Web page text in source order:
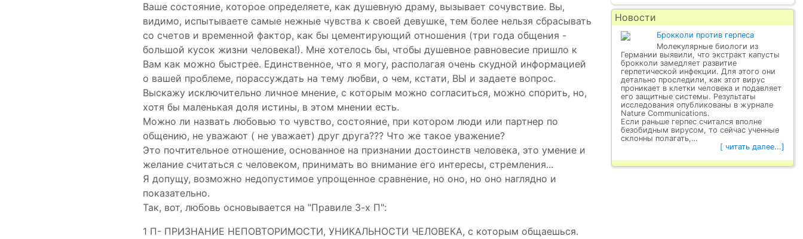
Ваше состояние, которое определяете, как душевную драму, вызывает сочувствие. Вы,
видимо, испытываете самые нежные чувства к своей девушке, тем более нельзя сбрасывать
со счетов и временной фактор, как бы цементирующий отношения (три года общения -
большой кусок жизни человека!). Мне хотелось бы, чтобы душевное равновесие пришло к
Вам как можно быстрее. Единственное, что я могу, располагая очень скудной информацией
о вашей проблеме, порассуждать на тему любви, о чем, кстати, ВЫ и задаете вопрос.
Выскажу исключительно личное мнение, с которым можно согласиться, можно спорить, но,
хотя бы маленькая доля истины, в этом мнении есть.
Можно ли назвать любовью то чувство, состояние, при котором люди или партнер по
общению, не уважают ( не уважает) друг друга??? Что же такое уважение?
Это почтительное отношение, основанное на признании достоинств человека, это умение и
желание считаться с человеком, принимать во внимание его интересы, стремления...
Я допущу, возможно недопустимое упрощенное сравнение, но оно, но оно наглядно и
показательно.
Так, вот, любовь основывается на "Правиле 3-х П":
1 П- ПРИЗНАНИЕ НЕПОВТОРИМОСТИ, УНИКАЛЬНОСТИ ЧЕЛОВЕКА, с которым общаешься.
Новости
Брокколи против герпеса
Молекулярные биологи из
Германии выявили, что экстракт капусты
брокколи замедляет развитие
герпетической инфекции. Для этого они
детально проследили, как этот вирус
проникает в клетки человека и подавляет
его защитные системы. Результаты
исследования опубликованы в журнале
Nature Communications.
Если раньше герпес считался вполне
безобидным вирусом, то сейчас ученные
склонны полагать,…
[ читать далее...]